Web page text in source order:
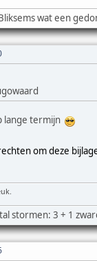
wat een
lange termijn
om deze
stormen: 3 + 1